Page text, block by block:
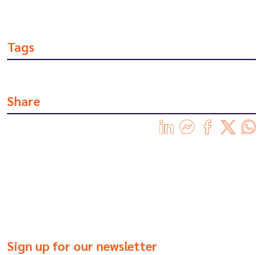
Tags
Share
Sign up for our newsletter